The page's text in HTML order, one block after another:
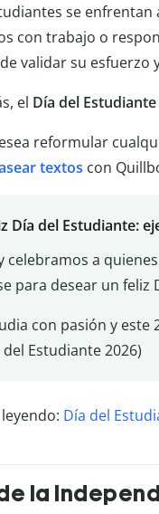
se enfrentan
con trabajo o
validar su esfuerzo
el Día del Estudiante
reformular
textos con
Día del Estudiante:
celebramos a
para desear un feliz
con pasión y este
del Estudiante 2026)
Día del
la